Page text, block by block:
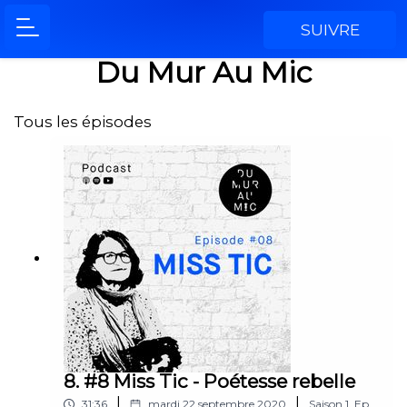
SUIVRE
Du Mur Au Mic
Tous les épisodes
8. #8 Miss Tic - Poétesse rebelle
31:36 mardi 22 septembre 2020 Saison 1, Ep.